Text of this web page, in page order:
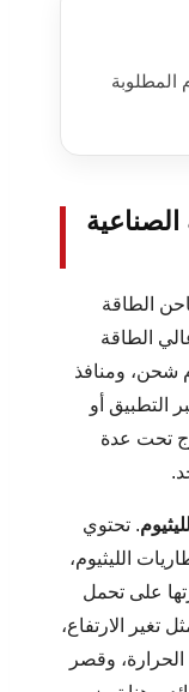
المطلوبة
الطاقة
الطاقة
شحن، ومنافذ
التطبيق أو
تحت عدة
. تحتوي
الليثيوم،
على تحمل
تغير الارتفاع،
وقصر